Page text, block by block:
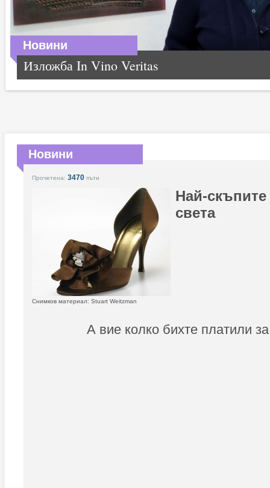
Новини
Изложба In Vino Veritas
Новини
Прочетена: 3470 пъти
Най-
света
Снимков материал: Stuart Weitzman
А вие колко бихте платили